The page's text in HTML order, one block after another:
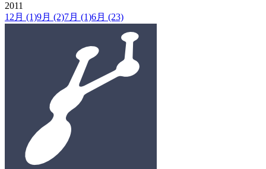
2011
12月 (1)9月 (2)7月 (1)6月 (23)